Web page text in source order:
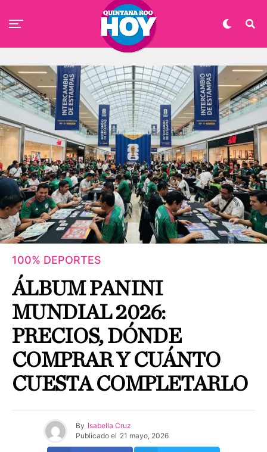
100% DEPORTES
ÁLBUM PANINI
MUNDIAL 2026:
PRECIOS, DÓNDE
COMPRAR Y CUÁNTO
CUESTA COMPLETARLO
By Isabella Cruz
Publicado el 21 mayo, 2026